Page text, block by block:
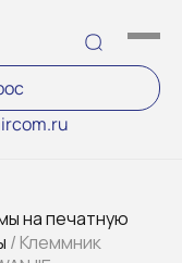
на печатную
/ Клеммник